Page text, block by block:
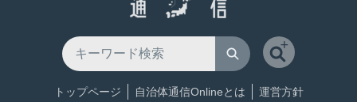
トップページ 自治体通信Onlineとは 運営方針